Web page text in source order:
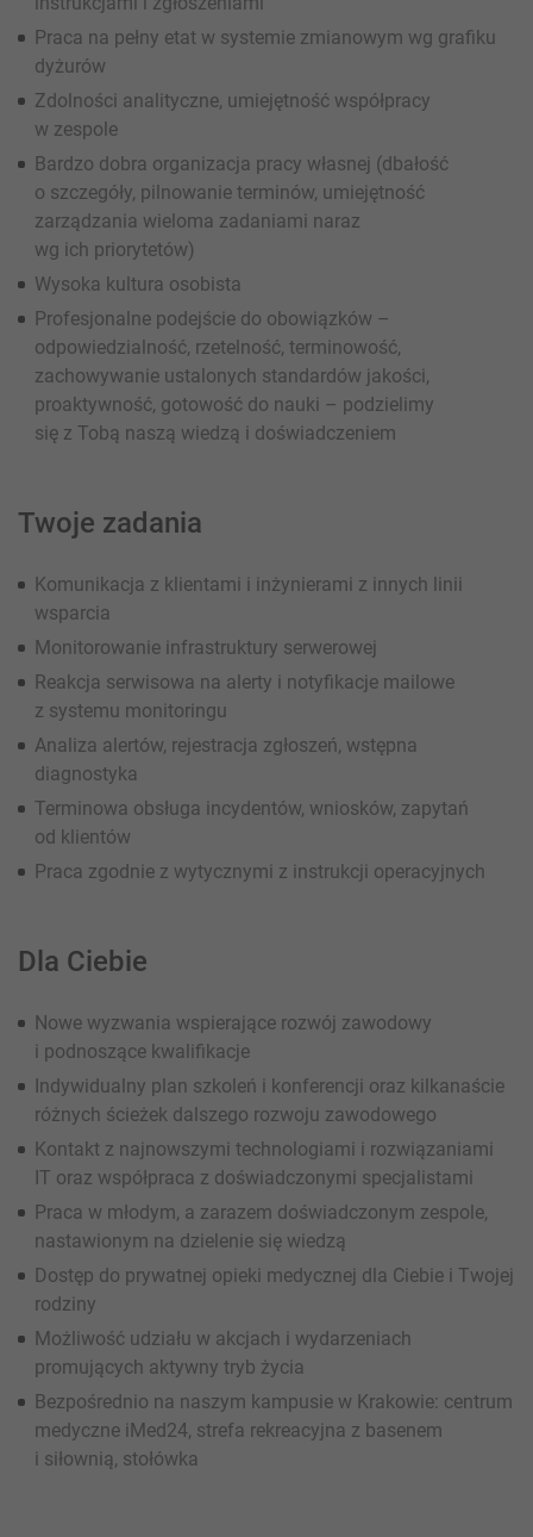
Praca na pełny etat w systemie zmianowym wg grafiku
dyżurów
Zdolności analityczne, umiejętność współpracy
w zespole
Bardzo dobra organizacja pracy własnej (dbałość
o szczegóły, pilnowanie terminów, umiejętność
zarządzania wieloma zadaniami naraz
wg ich priorytetów)
Wysoka kultura osobista
Profesjonalne podejście do obowiązków –
odpowiedzialność, rzetelność, terminowość,
zachowywanie ustalonych standardów jakości,
proaktywność, gotowość do nauki – podzielimy
się z Tobą naszą wiedzą i doświadczeniem
Twoje zadania
Komunikacja z klientami i inżynierami z innych linii
wsparcia
Monitorowanie infrastruktury serwerowej
Reakcja serwisowa na alerty i notyfikacje mailowe
z systemu monitoringu
Analiza alertów, rejestracja zgłoszeń, wstępna
diagnostyka
Terminowa obsługa incydentów, wniosków, zapytań
od klientów
Praca zgodnie z wytycznymi z instrukcji operacyjnych
Dla Ciebie
Nowe wyzwania wspierające rozwój zawodowy
i podnoszące kwalifikacje
Indywidualny plan szkoleń i konferencji oraz kilkanaście
różnych ścieżek dalszego rozwoju zawodowego
Kontakt z najnowszymi technologiami i rozwiązaniami
IT oraz współpraca z doświadczonymi specjalistami
Praca w młodym, a zarazem doświadczonym zespole,
nastawionym na dzielenie się wiedzą
Dostęp do prywatnej opieki medycznej dla Ciebie i Twojej
rodziny
Możliwość udziału w akcjach i wydarzeniach
promujących aktywny tryb życia
Bezpośrednio na naszym kampusie w Krakowie: centrum
medyczne iMed24, strefa rekreacyjna z basenem
i siłownią, stołówka